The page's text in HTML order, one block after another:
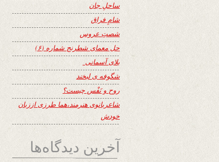
ساحلِ جان
شامِ فراق
شصتِ عروس
حل معمای شطرنج شماره (۶)
بلای آسمانی
شگوفه ى لبخند
روح و نَفْس چیست؟
شاعربانوی هنرمند،هما طرزی اززبان
خودش
آخرین دیدگاه‌ها